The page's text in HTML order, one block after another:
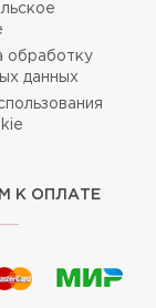
обработку
данных
К ОПЛАТЕ